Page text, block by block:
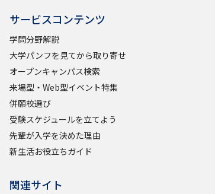
学問検索
の教科書 夢ナビライブ
サービスコンテンツ
学問分野解説
大学パンフを見てから取り寄せ
オープンキャンパス検索
来場型・Web型イベント特集
併願校選び
受験スケジュールを立てよう
先輩が入学を決めた理由
新生活お役立ちガイド
関連サイト